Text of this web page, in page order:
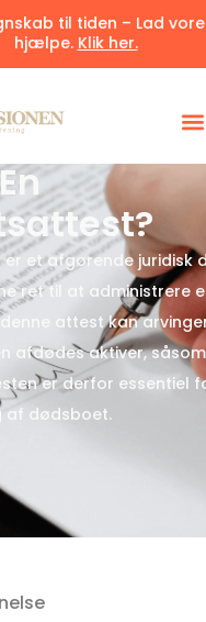
til tiden – Lad
hjælpe. Klik her.
et afgørende juridisk
ret til at administrere
attest kan
afdødes aktiver,
er derfor essentiel
af dødsboet.